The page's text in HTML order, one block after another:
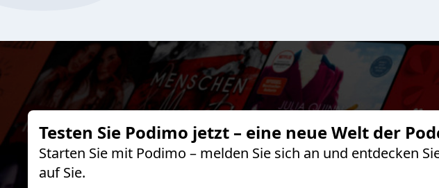
Testen Sie Podimo jetzt – eine neue Welt der
Starten Sie mit Podimo – melden Sie sich an und entdecken
auf Sie.